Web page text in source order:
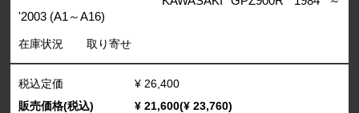
'2003 (A1～A16)
在庫状況 取り寄せ
税込定価
¥ 26,400
販売価格(税込)
¥ 21,600(¥ 23,760)